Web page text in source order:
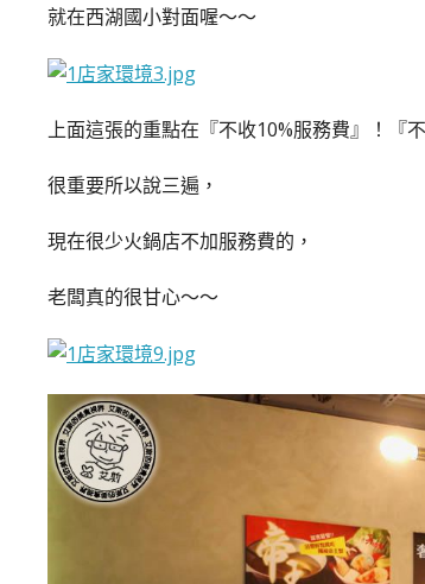
就在西湖國小對面喔～～
上面這張的重點在『不收10%服務費』！『
很重要所以說三遍，
現在很少火鍋店不加服務費的，
老闆真的很甘心～～